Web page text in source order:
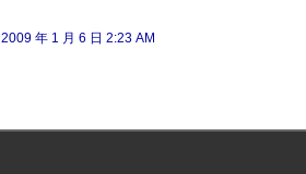
2009 年 1 月 6 日 2:23 AM